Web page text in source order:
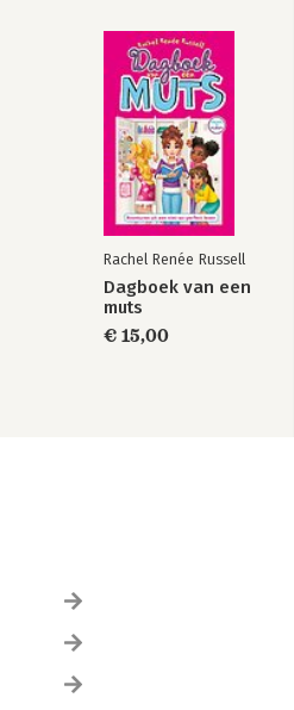
Rachel Renée Russell
Dagboek van een
muts
€ 15,00